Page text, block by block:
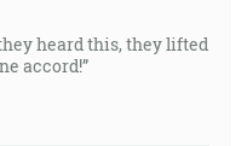
heard this, they lifted
accord!”